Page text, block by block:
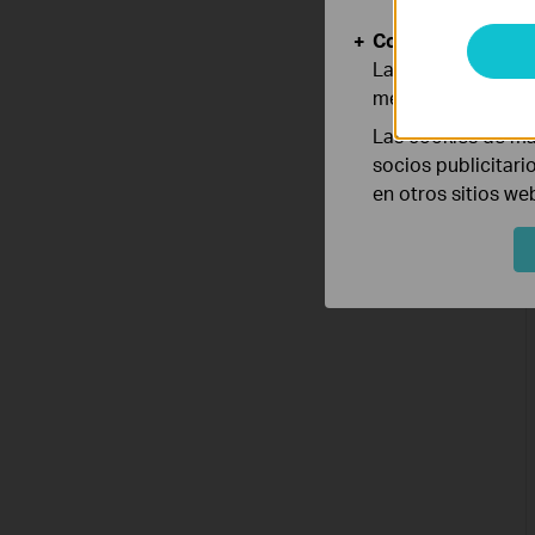
Cookies de
Las cookies de
mejorar y adaptar
Las cookies de
socios
en otros sitios